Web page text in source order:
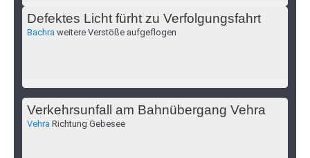
Defektes Licht fürht zu Verfolgungsfahrt
Bachra weitere Verstöße aufgeflogen
Verkehrsunfall am Bahnübergang Vehra
Vehra Richtung Gebesee